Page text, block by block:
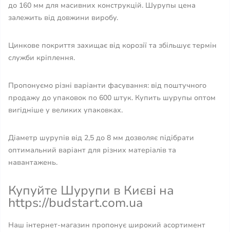
до 160 мм для масивних конструкцій. Шурупы цена
залежить від довжини виробу.
Цинкове покриття захищає від корозії та збільшує термін
служби кріплення.
Пропонуємо різні варіанти фасування: від поштучного
продажу до упаковок по 600 штук. Купить шурупы оптом
вигідніше у великих упаковках.
Діаметр шурупів від 2,5 до 8 мм дозволяє підібрати
оптимальний варіант для різних матеріалів та
навантажень.
Купуйте Шурупи в Києві на
https://budstart.com.ua
Наш інтернет-магазин пропонує широкий асортимент